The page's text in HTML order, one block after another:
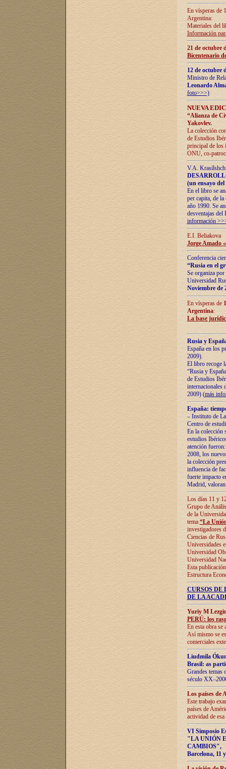
En vísperas de
Argentina:
Materiales del
Información
21 de octubre
Bicentenario
12 de octubre
Ministro de
Leonardo
foto>>>)
NUEVA
“Alianza de
Yakovlev.
La colección
de Estudios
principal de los
ONU, co-
V.A.
(un ensayo
En el libro se
per capita, de
año 1990. Se
desventajas
información
E.I. Beliakova
Jorge Amado
Conferencia
“Rusia en el
Se organiza
Universidad
Noviembre de
En vísperas de
Argentina:
La base
Rusia y
España en los
2009).
El libro recoge
“Rusia y
de Estudios
internacionales
2009) (más
España:
– Instituto de
Centro de
En la colección
estudios
atención
2008, los
la colección
influencia de
fuerte impacto
Madrid,
Los días 11 y
Grupo de
de la
tema “La
investigadores
Ciencias de
Universidades
Universidad
Universidad
Esta
Estructura
CURSOS
DE LA
Yuriy M
PERÚ: los
En esta obra se
Así mismo se
comerciales
Liudmila
Brasil: as
Grandes temas
século
Los países de
Este trabajo
países de
actividad de
VI Simposio
"LA UNIÓN
CAMBIOS",
Barcelona, 11